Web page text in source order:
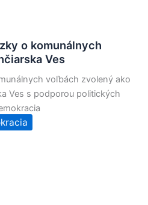
o komunálnych
Ves
voľbách zvolený ako
Ves s podporou politických